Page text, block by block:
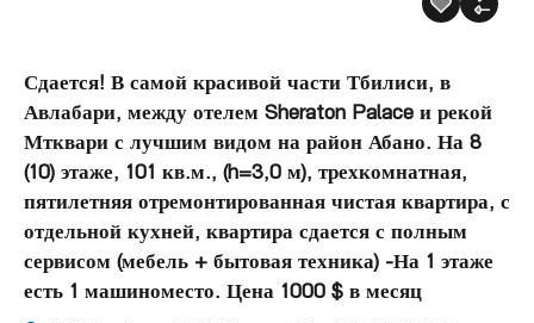
Сдается! В самой красивой части Тбилиси, в
Авлабари, между отелем Sheraton Palace и рекой
Мтквари с лучшим видом на район Абано. На 8
(10) этаже, 101 кв.м., (h=3,0 м), трехкомнатная,
пятилетняя отремонтированная чистая квартира, с
отдельной кухней, квартира сдается с полным
сервисом (мебель + бытовая техника) -На 1 этаже
есть 1 машиноместо. Цена 1000 $ в месяц